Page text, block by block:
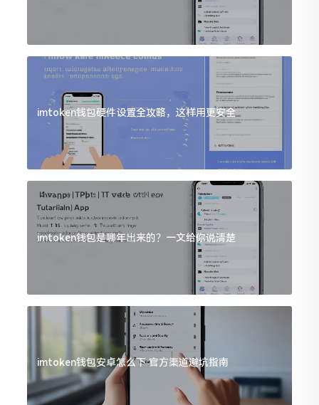
imtoken钱包硬件设置全攻略，这样用更安全
imtoken钱包是哪年出来的？一文给你说清楚
imtoken钱包安卓怎么下 官方渠道避坑指南